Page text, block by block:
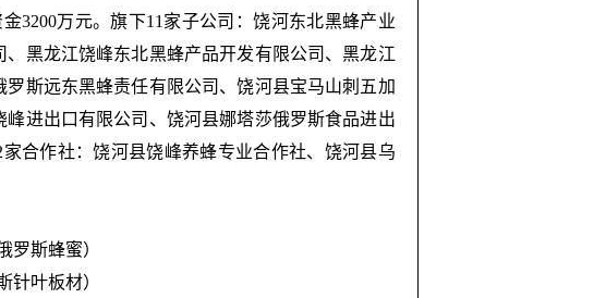
3200万元。旗下11家子公司：饶河东北黑蜂产业
黑龙江饶峰东北黑蜂产品开发有限公司、黑龙江
斯远东黑蜂责任有限公司、饶河县宝马山刺五加
进出口有限公司、饶河县娜塔莎俄罗斯食品进出
合作社：饶河县饶峰养蜂专业合作社、饶河县乌
罗斯蜂蜜）
针叶板材）